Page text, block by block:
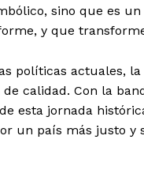
sino que es
y que
políticas actuales,
calidad. Con la
esta jornada
un país más justo y